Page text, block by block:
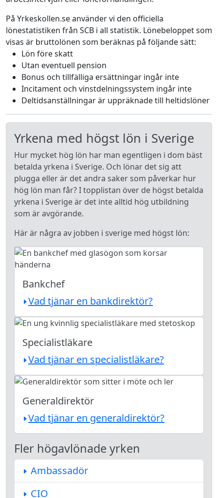
På Yrkeskollen.se använder vi den officiella
lönestatistiken från SCB i all statistik. Lönebeloppet som
visas är bruttolönen som beräknas på följande sätt:
Lön före skatt
Utan eventuell pension
Bonus och tillfälliga ersättningar ingår inte
Incitament och vinstdelningssystem ingår inte
Deltidsanställningar är uppräknade till heltidslöner
Yrkena med högst lön i Sverige
Hur mycket hög lön har man egentligen i dom bäst
betalda yrkena i Sverige. Och lönar det sig att
plugga eller är det andra saker som påverkar hur
hög lön man får? I topplistan över de högst betalda
yrkena i Sverige är det inte alltid hög utbildning
som är avgörande.
Här är några av jobben i sverige med högst lön:
Bankchef
Vad tjänar en bankdirektör?
Specialistläkare
Vad tjänar en specialistläkare?
Generaldirektör
Vad tjänar en generaldirektör?
Fler högavlönade yrken
Ambassadör
CIO